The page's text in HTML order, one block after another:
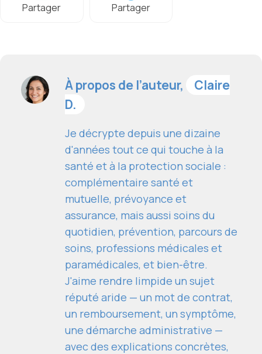
Partager Partager
À propos de l’auteur,
Claire
D.
Je décrypte depuis une dizaine
d'années tout ce qui touche à la
santé et à la protection sociale :
complémentaire santé et
mutuelle, prévoyance et
assurance, mais aussi soins du
quotidien, prévention, parcours de
soins, professions médicales et
paramédicales, et bien-être.
J'aime rendre limpide un sujet
réputé aride — un mot de contrat,
un remboursement, un symptôme,
une démarche administrative —
avec des explications concrètes,